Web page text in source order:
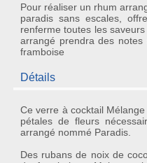
Pour réaliser un rhum
paradis sans escales,
renferme toutes les
arrangé prendra des
framboise
Détails
Ceverre à cocktail Mélange
pétales de fleurs
arrangé nommé Paradis.
Des rubans de noix de